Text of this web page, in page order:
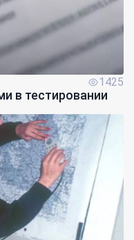
1425
в тестировании